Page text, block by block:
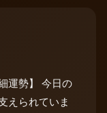
運勢】 今日の
えられていま